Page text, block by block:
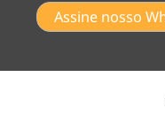
Assine nosso